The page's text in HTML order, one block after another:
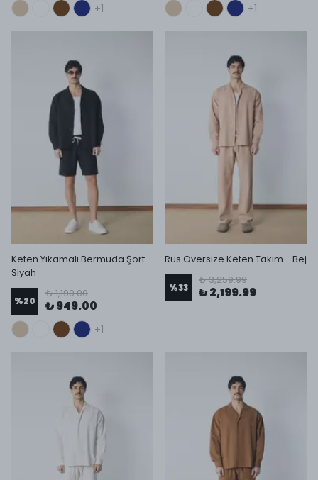
+1 +1
Keten Yıkamalı Bermuda Şort -
Siyah
%20
₺ 1,190.00
₺ 949.00
+1
Rus Oversize Keten Takım - Bej
%33
₺ 3,259.99
₺ 2,199.99